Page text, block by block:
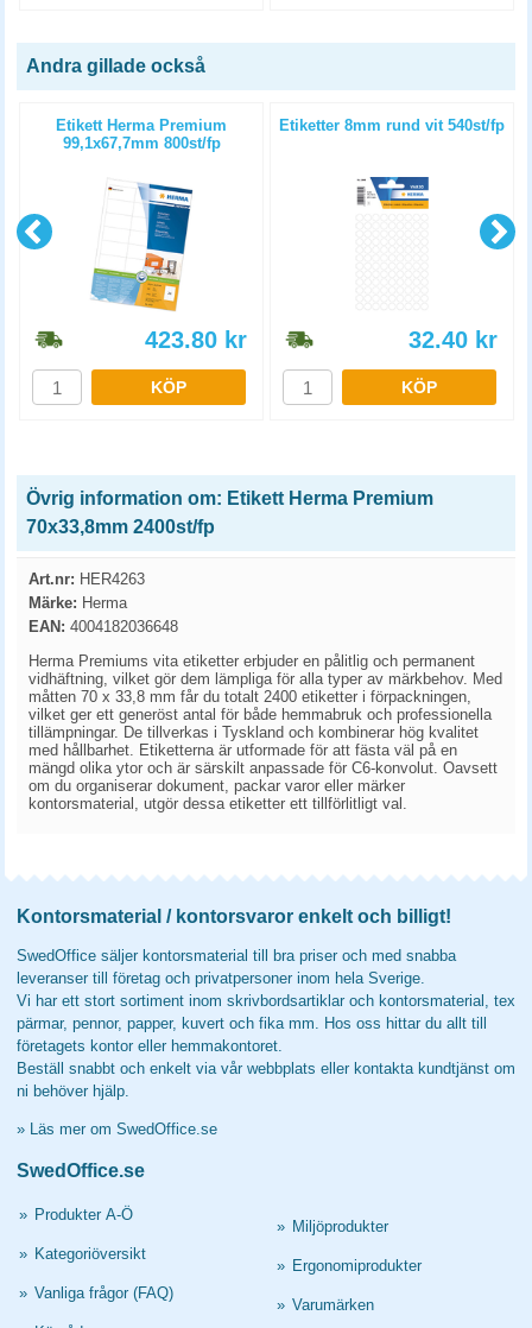
Andra gillade också
Etikett Herma Premium
99,1x67,7mm 800st/fp
423.80 kr
KÖP
Etiketter 8mm rund vit 540st/fp
32.40 kr
KÖP
Övrig information om: Etikett Herma Premium
70x33,8mm 2400st/fp
Art.nr: HER4263
Märke: Herma
EAN: 4004182036648
Herma Premiums vita etiketter erbjuder en pålitlig och permanent
vidhäftning, vilket gör dem lämpliga för alla typer av märkbehov. Med
måtten 70 x 33,8 mm får du totalt 2400 etiketter i förpackningen,
vilket ger ett generöst antal för både hemmabruk och professionella
tillämpningar. De tillverkas i Tyskland och kombinerar hög kvalitet
med hållbarhet. Etiketterna är utformade för att fästa väl på en
mängd olika ytor och är särskilt anpassade för C6-konvolut. Oavsett
om du organiserar dokument, packar varor eller märker
kontorsmaterial, utgör dessa etiketter ett tillförlitligt val.
Kontorsmaterial / kontorsvaror enkelt och billigt!
SwedOffice säljer kontorsmaterial till bra priser och med snabba
leveranser till företag och privatpersoner inom hela Sverige.
Vi har ett stort sortiment inom skrivbordsartiklar och kontorsmaterial, tex
pärmar, pennor, papper, kuvert och fika mm. Hos oss hittar du allt till
företagets kontor eller hemmakontoret.
Beställ snabbt och enkelt via vår webbplats eller kontakta kundtjänst om
ni behöver hjälp.
» Läs mer om SwedOffice.se
SwedOffice.se
» Produkter A-Ö
» Kategoriöversikt
» Vanliga frågor (FAQ)
» Miljöprodukter
» Ergonomiprodukter
» Varumärken